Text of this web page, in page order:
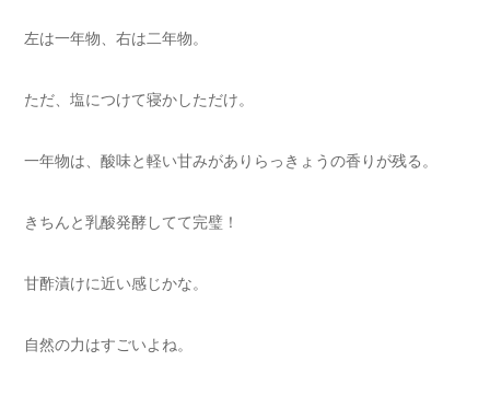
左は一年物、右は二年物。
ただ、塩につけて寝かしただけ。
一年物は、酸味と軽い甘みがありらっきょうの香りが残る。
きちんと乳酸発酵してて完璧！
甘酢漬けに近い感じかな。
自然の力はすごいよね。